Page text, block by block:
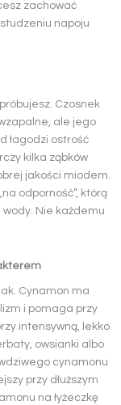
zachować
napoju
Czosnek
ale jego
łagodzi ostrość
kilka ząbków
jakości miodem.
odporność”, którą
Nie każdemu
Cynamon ma
i pomaga przy
intensywną, lekko
owsianki albo
cynamonu
przy dłuższym
na łyżeczkę